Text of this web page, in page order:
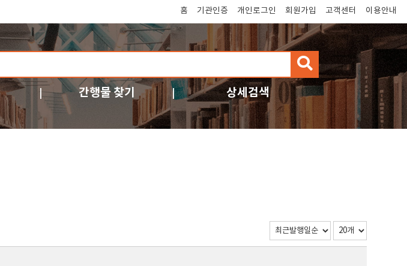
홈 기관인증 개인로그인 회원가입 고객센터 이용안내
검
색
간행물 찾기 상세검색